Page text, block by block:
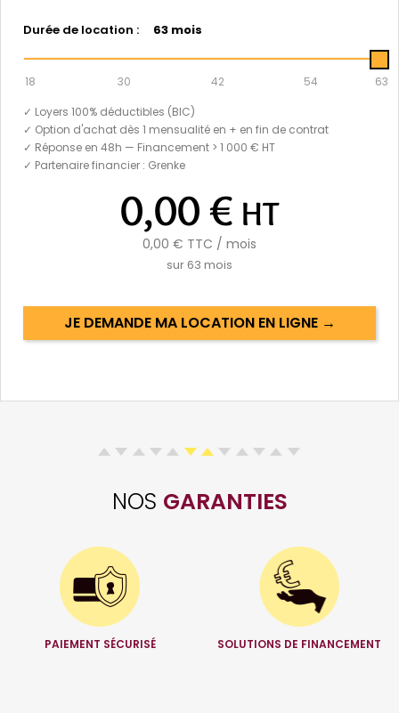
Durée de location : 63 mois
18 30 42 54
63
✓ Loyers 100% déductibles (BIC)
✓ Option d'achat dès 1 mensualité en + en fin de contrat
✓ Réponse en 48h — Financement > 1 000 € HT
✓ Partenaire financier : Grenke
0,00 € HT
0,00 € TTC / mois
sur 63 mois
JE DEMANDE MA LOCATION EN LIGNE →
NOS GARANTIES
PAIEMENT SÉCURISÉ SOLUTIONS DE FINANCEMENT